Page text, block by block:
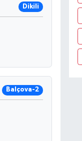
Dikili
Balçova-2